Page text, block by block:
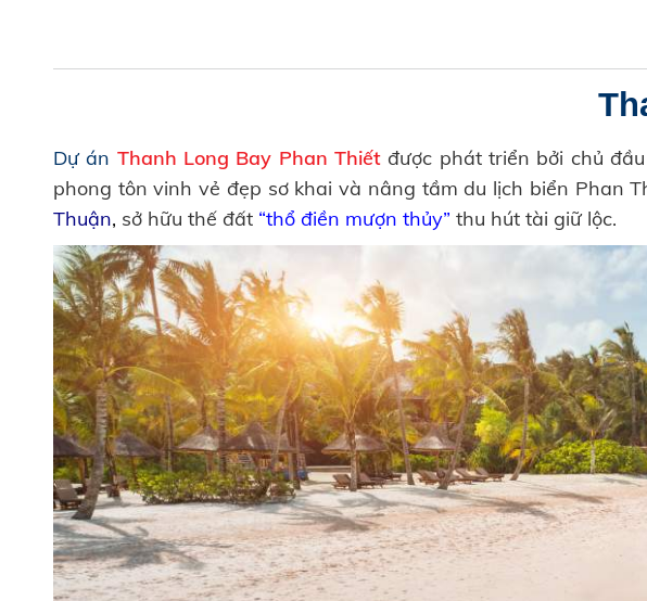
Dự án Thanh Long Bay Phan Thiếtđược phát triển bởi chủ
phong tôn vinh vẻ đẹp sơ khai và nâng tầm du lịch biển Phan
Thuận, sở hữu thế đất “thổ điền mượn thủy” thu hút tài giữ lộc.